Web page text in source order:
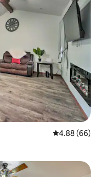
從 66 則評價
4.88 (66)